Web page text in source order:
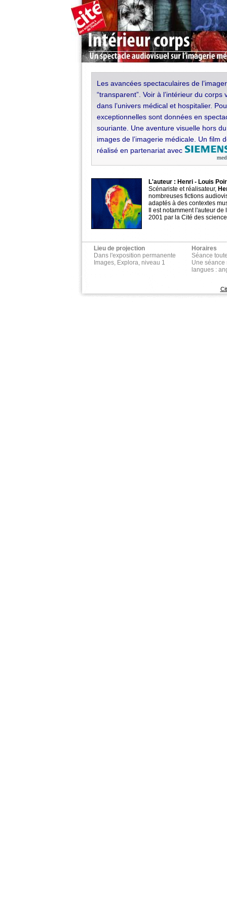
Les avancées spectaculaires de
“transparent”. Voir à l’intérieur du
dans l’univers médical et hospitalier.
exceptionnelles sont données en
souriante. Une aventure visuelle hors
images de l’imagerie médicale. Un film
réalisé en partenariat avec
L'auteur : Henri - Louis
Scénariste et réalisateur,
nombreuses fictions
adaptés à des contextes
Il est notamment l'auteur
2001 par la Cité des
Lieu de projection
Dans l'exposition permanente
Images, Explora, niveau 1
Horaires
Séance
Une séance
langues :